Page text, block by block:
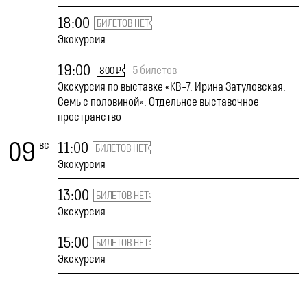
18:00 БИЛЕТОВ НЕТ
Экскурсия
19:00 800 ₽
5 билетов
Экскурсия по выставке «КВ-7. Ирина Затуловская.
Семь с половиной». Отдельное выставочное
пространство
09 вс 11:00 БИЛЕТОВ НЕТ
Экскурсия
13:00 БИЛЕТОВ НЕТ
Экскурсия
15:00 БИЛЕТОВ НЕТ
Экскурсия